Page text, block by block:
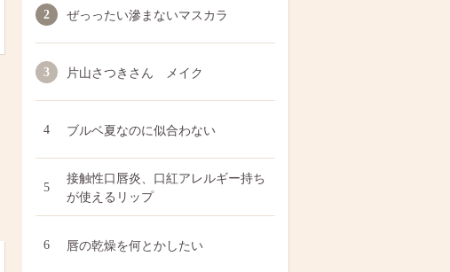
2 ぜっったい滲まないマスカラ
3 片山さつきさん メイク
4 ブルベ夏なのに似合わない
5
接触性口唇炎、口紅アレルギー持ち
が使えるリップ
6 唇の乾燥を何とかしたい